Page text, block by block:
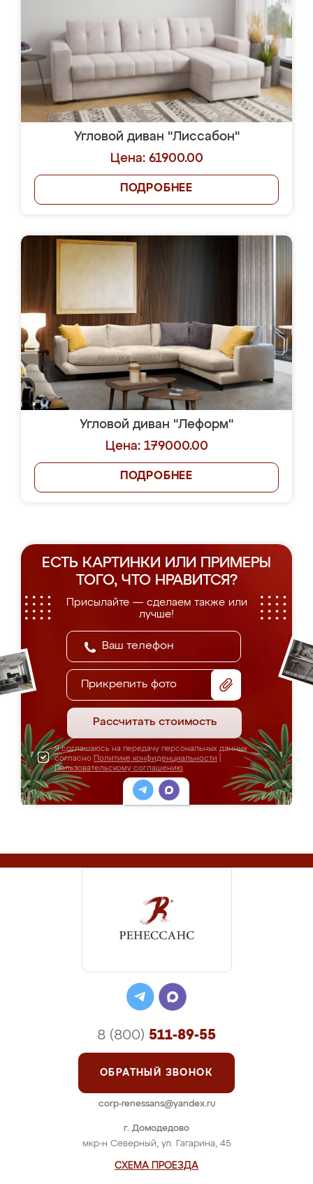
Угловой диван "Лиссабон"
Цена: 61900.00
ПОДРОБНЕЕ
Угловой диван "Леформ"
Цена: 179000.00
ПОДРОБНЕЕ
ЕСТЬ КАРТИНКИ ИЛИ ПРИМЕРЫ
ТОГО, ЧТО НРАВИТСЯ?
Присылайте — сделаем также или
лучше!
Прикрепить фото
Рассчитать стоимость
Я соглашаюсь на передачу персональных данных
согласно Политике конфиденциальности
Пользовательскому соглашению
г. Домодедово
мкр-н Северный, ул. Гагарина, 45
СХЕМА ПРОЕЗДА
8 (800) 511-89-55
ОБРАТНЫЙ ЗВОНОК
corp-renessans@yandex.ru